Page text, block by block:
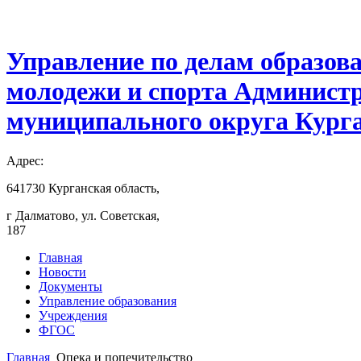
Управление по делам
молодежи и спорта
муниципального округа
Адрес:
641730 Курганская область,
г Далматово, ул. Советская,
187
Главная
Новости
Документы
Управление образования
Учреждения
ФГОС
Главная Опека и попечительство